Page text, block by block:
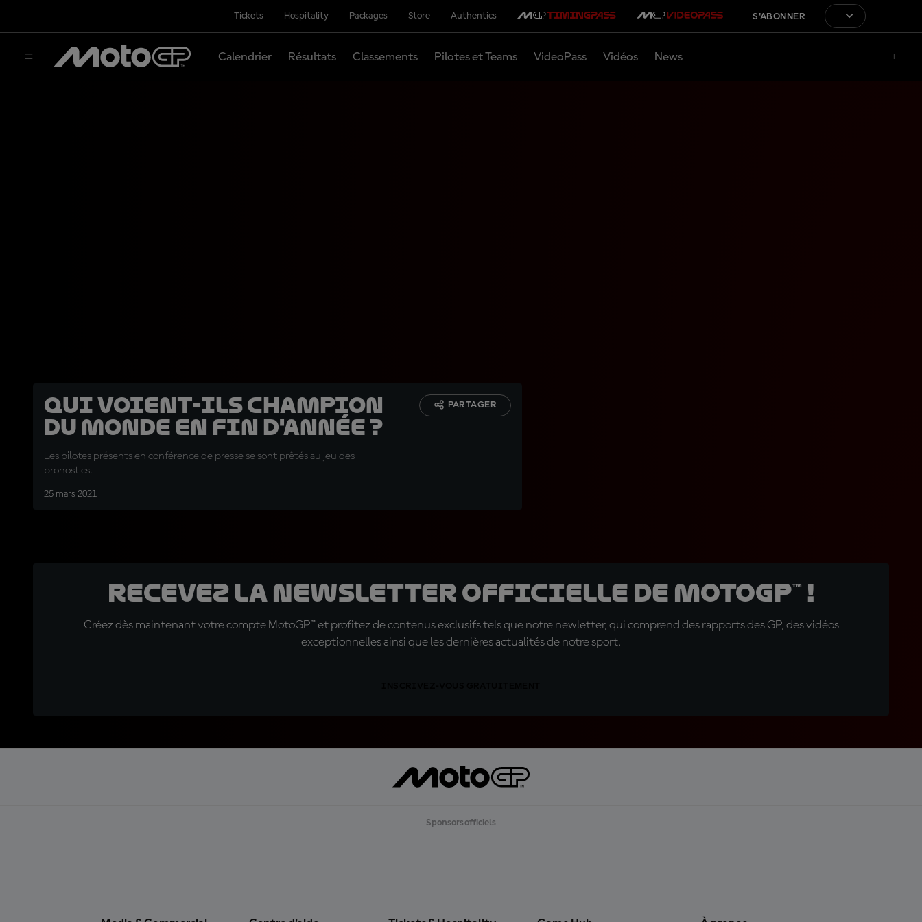
Tickets Hospitality Packages Store Authentics S'ABONNER
Calendrier Résultats Classements Pilotes et Teams VideoPass Vidéos News
Qui voient-ils Champion
du Monde en fin d'année ?
Les pilotes présents en conférence de presse se sont prêtés au jeu des
pronostics.
25 mars 2021
PARTAGER
Recevez la Newsletter officielle de MotoGP™ !
Créez dès maintenant votre compte MotoGP™ et profitez de contenus exclusifs tels que notre newletter, qui comprend des rapports des GP, des vidéos
exceptionnelles ainsi que les dernières actualités de notre sport.
Sponsors officiels